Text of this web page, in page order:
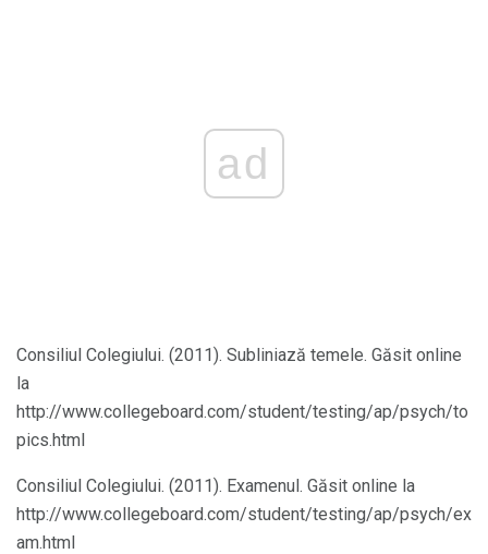
ad
Consiliul Colegiului. (2011). Subliniază temele. Găsit online
la
http://www.collegeboard.com/student/testing/ap/psych/to
pics.html
Consiliul Colegiului. (2011). Examenul. Găsit online la
http://www.collegeboard.com/student/testing/ap/psych/ex
am.html